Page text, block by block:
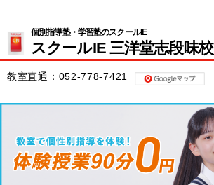
個別指導塾・学習塾のスクールIE
スクールIE 三洋堂志段味校
教室直通： 052-778-7421